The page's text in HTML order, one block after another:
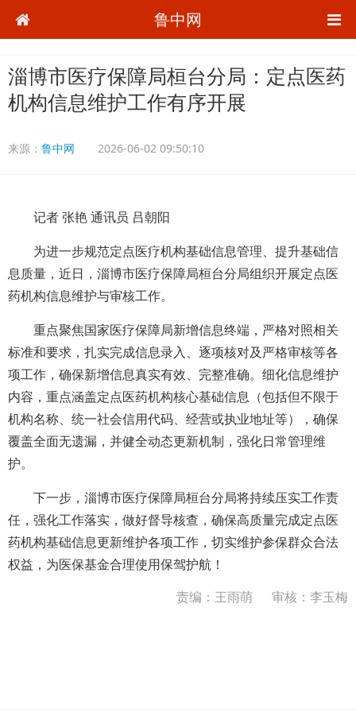
鲁中网
淄博市医疗保障局桓台分局：定点医药
机构信息维护工作有序开展
来源： 鲁中网 2026-06-02 09:50:10
记者 张艳 通讯员 吕朝阳
为进一步规范定点医疗机构基础信息管理、提升基础信
息质量，近日，淄博市医疗保障局桓台分局组织开展定点医
药机构信息维护与审核工作。
重点聚焦国家医疗保障局新增信息终端，严格对照相关
标准和要求，扎实完成信息录入、逐项核对及严格审核等各
项工作，确保新增信息真实有效、完整准确。细化信息维护
内容，重点涵盖定点医药机构核心基础信息（包括但不限于
机构名称、统一社会信用代码、经营或执业地址等），确保
覆盖全面无遗漏，并健全动态更新机制，强化日常管理维
护。
下一步，淄博市医疗保障局桓台分局将持续压实工作责
任，强化工作落实，做好督导核查，确保高质量完成定点医
药机构基础信息更新维护各项工作，切实维护参保群众合法
权益，为医保基金合理使用保驾护航！
责编：王雨萌 审核：李玉梅